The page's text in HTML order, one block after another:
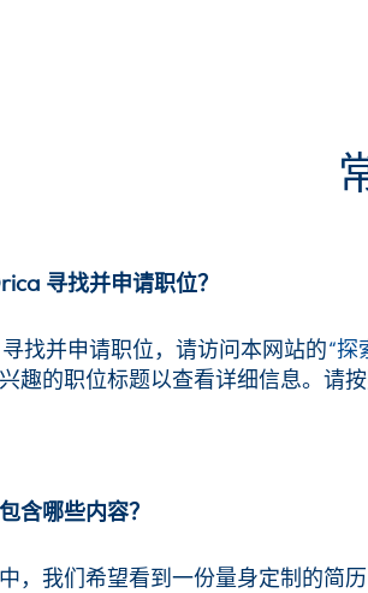
寻找并申请职位？
找并申请职位，请访问本网站的“探
趣的职位标题以查看详细信息。请按
含哪些内容？
，我们希望看到一份量身定制的简